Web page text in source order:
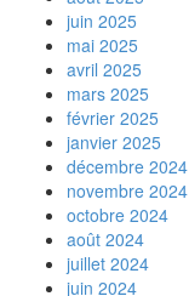
juin 2025
mai 2025
avril 2025
mars 2025
février 2025
janvier 2025
décembre 2024
novembre 2024
octobre 2024
août 2024
juillet 2024
juin 2024